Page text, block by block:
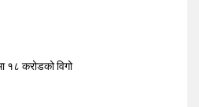
१८ करोडको विगो